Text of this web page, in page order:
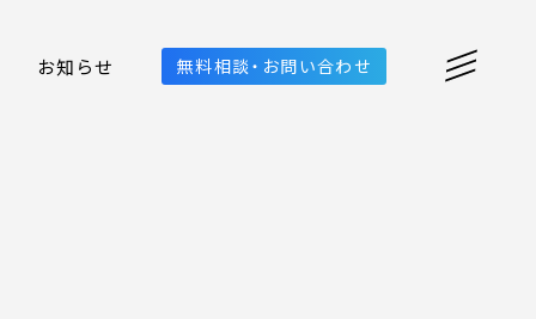
お知らせ 無料相談・お問い合わせ